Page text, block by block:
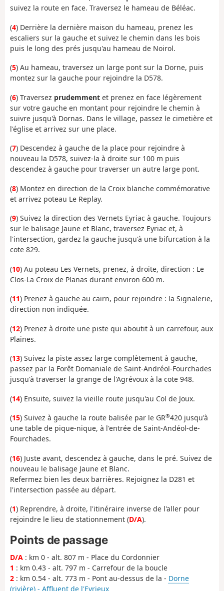
suivez la route en face. Traversez le hameau de Béléac.
(4) Derrière la dernière maison du hameau, prenez les
escaliers sur la gauche et suivez le chemin dans les bois
puis le long des prés jusqu'au hameau de Noirol.
(5) Au hameau, traversez un large pont sur la Dorne, puis
montez sur la gauche pour rejoindre la D578.
(6) Traversez prudemment et prenez en face légèrement
sur votre gauche en montant pour rejoindre le chemin à
suivre jusqu'à Dornas. Dans le village, passez le cimetière et
l'église et arrivez sur une place.
(7) Descendez à gauche de la place pour rejoindre à
nouveau la D578, suivez-la à droite sur 100 m puis
descendez à gauche pour traverser un autre large pont.
(8) Montez en direction de la Croix blanche commémorative
et arrivez poteau Le Replay.
(9) Suivez la direction des Vernets Eyriac à gauche. Toujours
sur le balisage Jaune et Blanc, traversez Eyriac et, à
l'intersection, gardez la gauche jusqu'à une bifurcation à la
cote 829.
(10) Au poteau Les Vernets, prenez, à droite, direction : Le
Clos-La Croix de Planas durant environ 600 m.
(11) Prenez à gauche au cairn, pour rejoindre : la Signalerie,
direction non indiquée.
(12) Prenez à droite une piste qui aboutit à un carrefour, aux
Plaines.
(13) Suivez la piste assez large complètement à gauche,
passez par la Forêt Domaniale de Saint-Andréol-Fourchades
jusqu'à traverser la grange de l'Agrévoux à la cote 948.
(14) Ensuite, suivez la vieille route jusqu'au Col de Joux.
(15) Suivez à gauche la route balisée par le GR®420 jusqu'à
une table de pique-nique, à l'entrée de Saint-Andéol-de-
Fourchades.
(16) Juste avant, descendez à gauche, dans le pré. Suivez de
nouveau le balisage Jaune et Blanc.
Refermez bien les deux barrières. Rejoignez la D281 et
l'intersection passée au départ.
(1) Reprendre, à droite, l'itinéraire inverse de l'aller pour
rejoindre le lieu de stationnement (D/A).
Points de passage
D/A : km 0 - alt. 807 m - Place du Cordonnier
1 : km 0.43 - alt. 797 m - Carrefour de la boucle
2 : km 0.54 - alt. 773 m - Pont au-dessus de la - Dorne
(rivière) - Affluent de l'Eyrieux